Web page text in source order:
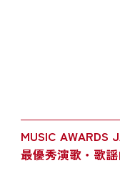
MUSIC AWARDS
最優秀演歌・歌